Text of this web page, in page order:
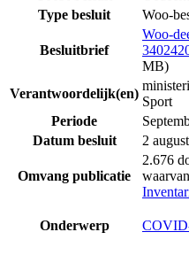
Type besluit
Woo-
Besluitbrief
Woo-
MB)
Verantwoordelijk(en)
Sport
Periode
Datum besluit
2
Omvang publicatie
2.676
Onderwerp